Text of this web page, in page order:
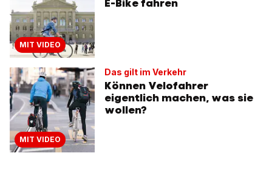
MIT VIDEO
E-Bike fahren
MIT VIDEO
Das gilt im Verkehr
Können Velofahrer
eigentlich machen, was sie
wollen?